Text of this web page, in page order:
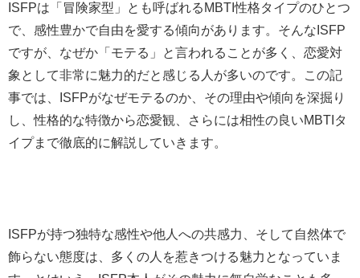
ISFPは「冒険家型」とも呼ばれるMBTI性格タイプのひとつ
で、感性豊かで自由を愛する傾向があります。そんなISFP
ですが、なぜか「モテる」と言われることが多く、恋愛対
象として非常に魅力的だと感じる人が多いのです。この記
事では、ISFPがなぜモテるのか、その理由や傾向を深掘り
し、性格的な特徴から恋愛観、さらには相性の良いMBTIタ
イプまで徹底的に解説していきます。
ISFPが持つ独特な感性や他人への共感力、そして自然体で
飾らない態度は、多くの人を惹きつける魅力となっていま